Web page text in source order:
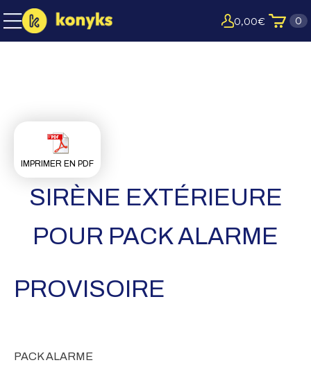
0,00€ 0
IMPRIMER EN PDF
SIRÈNE EXTÉRIEURE
POUR PACK ALARME
PROVISOIRE
PACK ALARME